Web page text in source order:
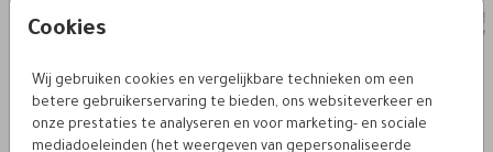
Cookies
Wij gebruiken cookies en vergelijkbare technieken om een
betere gebruikerservaring te bieden, ons websiteverkeer en
onze prestaties te analyseren en voor marketing- en sociale
mediadoeleinden (het weergeven van gepersonaliseerde